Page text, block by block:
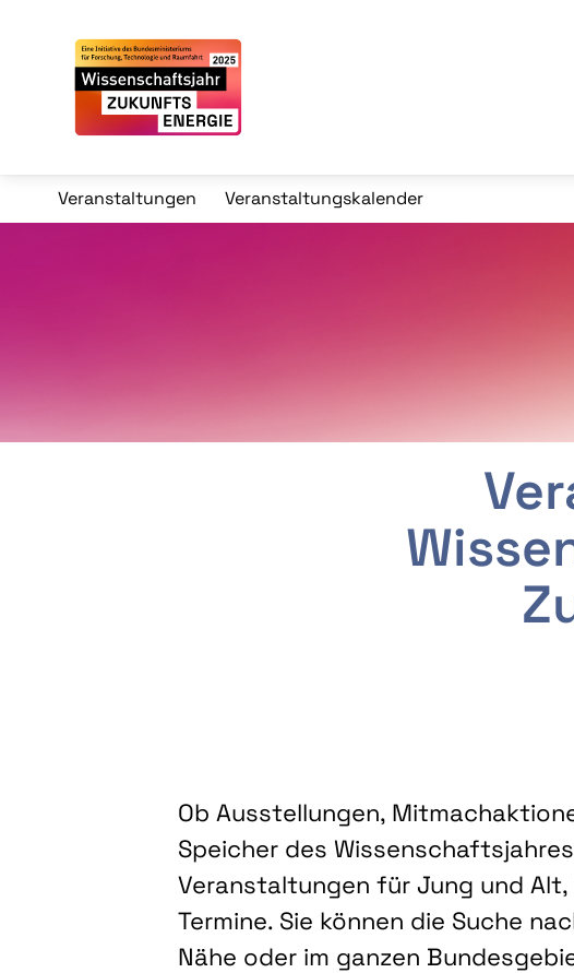
Veranstaltungen Veranstaltungskalender
Ob Ausstellungen,
Speicher des
Veranstaltungen für Jung und Alt,
Termine. Sie können die Suche
Nähe oder im ganzen